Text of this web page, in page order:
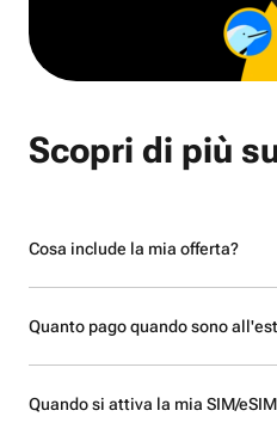
Scopri di più
Cosa include la mia offerta?
Quanto pago quando sono
Quando si attiva la mia SIM/